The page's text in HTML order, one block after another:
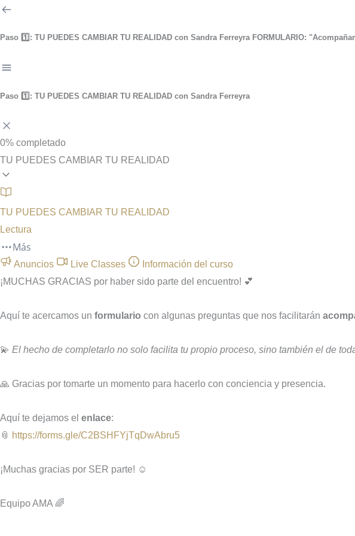
Paso 1️⃣: TU PUEDES CAMBIAR TU REALIDAD con Sandra Ferreyra FORMULARIO:
Paso 1️⃣: TU PUEDES CAMBIAR TU REALIDAD con Sandra Ferreyra
0% completado
TU PUEDES CAMBIAR TU REALIDAD
TU PUEDES CAMBIAR TU REALIDAD
Lectura
Más
Anuncios Live Classes
Información del curso
¡MUCHAS GRACIAS por haber sido parte del encuentro! 💕
Aquí te acercamos un formulario con algunas preguntas que nos facilitarán
💫 El hecho de completarlo no solo facilita tu propio proceso, sino también el de
🙏 Gracias por tomarte un momento para hacerlo con conciencia y presencia.
Aquí te dejamos el enlace:
📎 https://forms.gle/C2BSHFYjTqDwAbru5
¡Muchas gracias por SER parte! ☺️
Equipo AMA 🌈